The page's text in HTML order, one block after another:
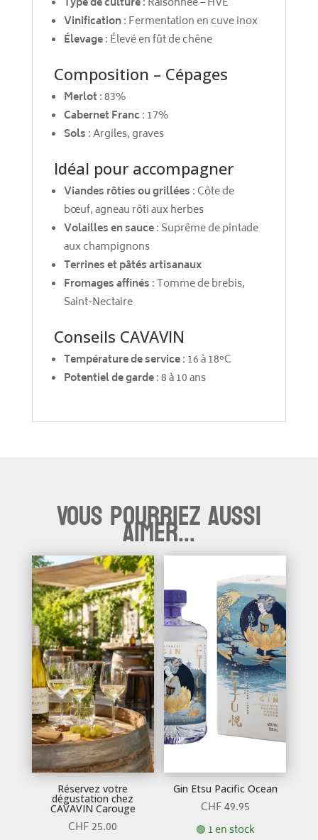
Vinification: Fermentation en cuve inox
Élevage: Élevé en fût de chêne
Composition – Cépages
Merlot: 83%
Cabernet Franc : 17%
Sols : Argiles, graves
Idéal pour accompagner
Viandes rôties ou grillées : Côte de
bœuf, agneau rôti aux herbes
Volailles en sauce: Suprême de pintade
aux champignons
Terrines et pâtés artisanaux
Fromages affinés : Tomme de brebis,
Saint-Nectaire
Conseils CAVAVIN
Température de service: 16 à 18°C
Potentiel de garde: 8 à 10 ans
Vous pourriez aussi
aimer...
Réservez votre
dégustation chez
CAVAVIN Carouge
CHF25.00
Gin Etsu Pacific Ocean
CHF49.95
🟢 1 en stock